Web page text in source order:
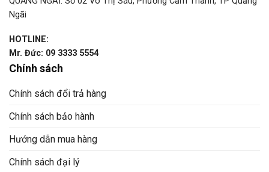
Ngãi
HOTLINE:
Mr. Đức: 09 3333 5554
Chính sách
Chính sách đổi trả hàng
Chính sách bảo hành
Hướng dẫn mua hàng
Chính sách đại lý